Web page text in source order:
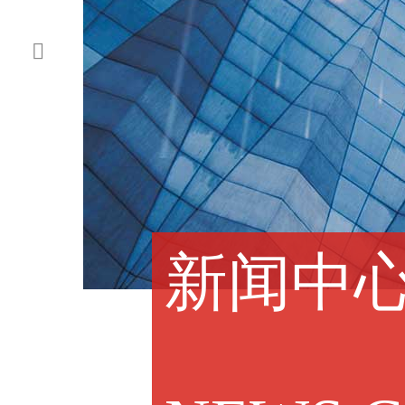

新闻中